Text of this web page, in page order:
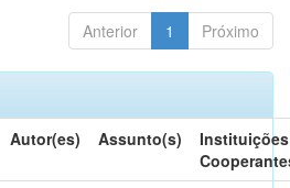
Anterior 1 Próximo
Autor(es) Assunto(s)
Instituições